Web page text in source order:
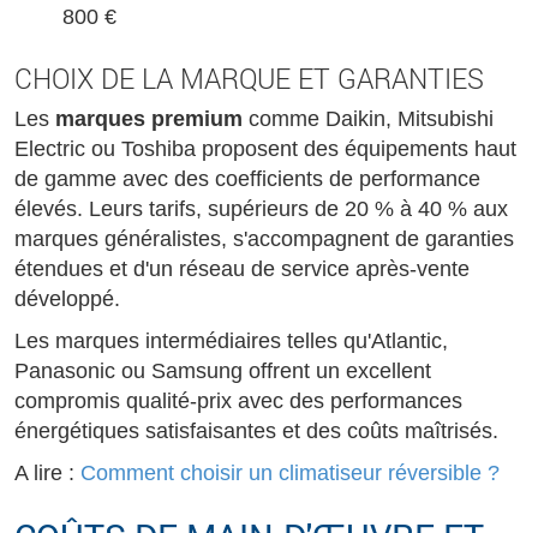
800 €
CHOIX DE LA MARQUE ET GARANTIES
Les marques premium comme Daikin, Mitsubishi
Electric ou Toshiba proposent des équipements haut
de gamme avec des coefficients de performance
élevés. Leurs tarifs, supérieurs de 20 % à 40 % aux
marques généralistes, s'accompagnent de garanties
étendues et d'un réseau de service après-vente
développé.
Les marques intermédiaires telles qu'Atlantic,
Panasonic ou Samsung offrent un excellent
compromis qualité-prix avec des performances
énergétiques satisfaisantes et des coûts maîtrisés.
A lire : Comment choisir un climatiseur réversible ?